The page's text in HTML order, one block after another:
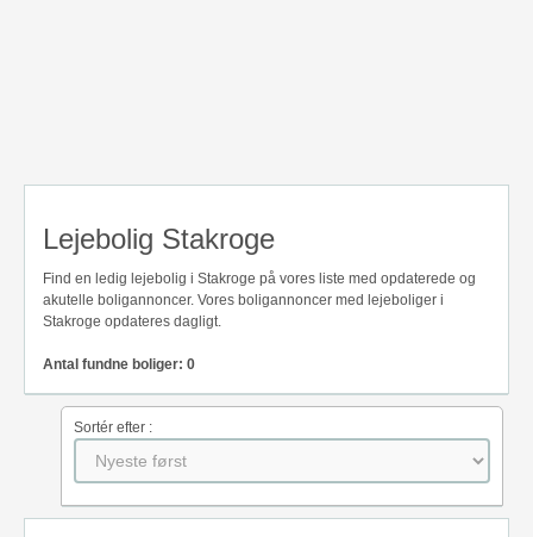
Lejebolig Stakroge
Find en ledig lejebolig i Stakroge på vores liste med opdaterede og
akutelle boligannoncer. Vores boligannoncer med lejeboliger i
Stakroge opdateres dagligt.
Antal fundne boliger: 0
Sortér efter :